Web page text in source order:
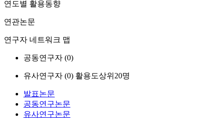
연도별 활용동향
연관논문
연구자 네트워크 맵
공동연구자 (0)
유사연구자 (0) 활용도상위20명
발표논문
공동연구논문
유사연구논문